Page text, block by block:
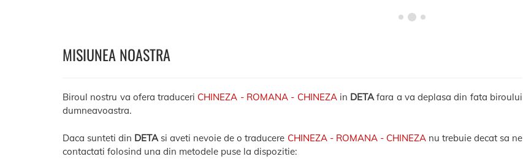
MISIUNEA NOASTRA
Biroul nostru va ofera traduceri CHINEZA - ROMANA - CHINEZA in DETAfara a va deplasa din fata biroului
dumneavoastra.
Daca sunteti din DETA si aveti nevoie de o traducere CHINEZA - ROMANA - CHINEZAnu trebuie decat sa ne
contactati folosind una din metodele puse la dispozitie: